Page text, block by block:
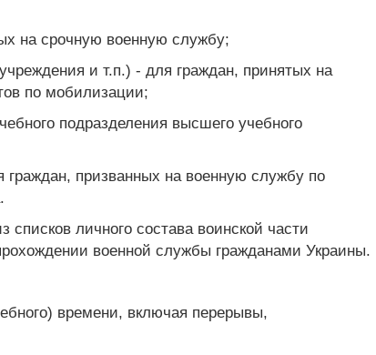
на срочную военную службу;
и т.п.) - для граждан, принятых на
по мобилизации;
подразделения высшего учебного
граждан, призванных на военную службу по
личного состава воинской части
военной службы гражданами Украины.
времени, включая перерывы,